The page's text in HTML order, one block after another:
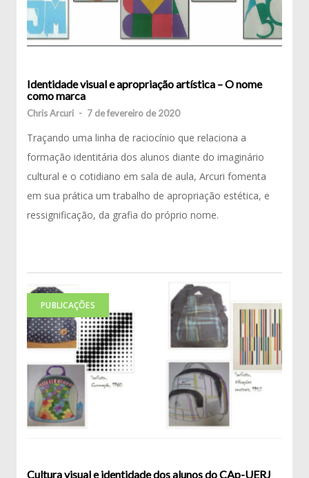
Identidade visual e apropriação artística – O nome
como marca
Chris Arcuri - 7 de fevereiro de 2020
Traçando uma linha de raciocínio que relaciona a
formação identitária dos alunos diante do imaginário
cultural e o cotidiano em sala de aula, Arcuri fomenta
em sua prática um trabalho de apropriação estética, e
ressignificação, da grafia do próprio nome.
PUBLICAÇÕES
Cultura visual e identidade dos alunos do CAp-UERJ